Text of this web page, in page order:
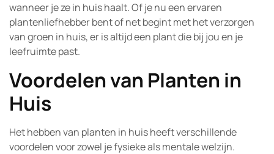
wanneer je ze in huis haalt. Of je nu een ervaren
plantenliefhebber bent of net begint met het verzorgen
van groen in huis, er is altijd een plant die bij jou en je
leefruimte past.
Voordelen van Planten in
Huis
Het hebben van planten in huis heeft verschillende
voordelen voor zowel je fysieke als mentale welzijn.